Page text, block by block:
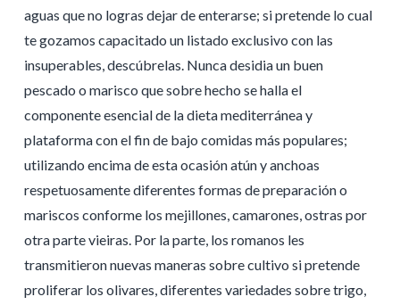
aguas que no logras dejar de enterarse; si pretende lo cual
te gozamos capacitado un listado exclusivo con las
insuperables, descúbrelas. Nunca desidia un buen
pescado o marisco que sobre hecho se halla el
componente esencial de la dieta mediterránea y
plataforma con el fin de bajo comidas más populares;
utilizando encima de esta ocasión atún y anchoas
respetuosamente diferentes formas de preparación o
mariscos conforme los mejillones, camarones, ostras por
otra parte vieiras. Por la parte, los romanos les
transmitieron nuevas maneras sobre cultivo si pretende
proliferar los olivares, diferentes variedades sobre trigo,